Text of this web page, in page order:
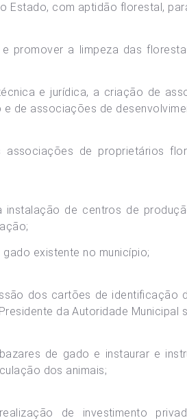
Estado, com aptidão florestal,
promover a limpeza das
e jurídica, a criação de
de associações de
de proprietários
de centros de
existente no município;
dos cartões de
da Autoridade Municipal
de gado e instaurar e
dos animais;
de investimento